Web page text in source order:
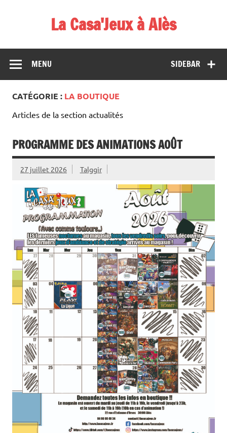
La Casa'Jeux à Alès
démos et de tournois
SIDEBAR
MENU
CATÉGORIE : LA BOUTIQUE
Articles de la section actualités
PROGRAMME DES ANIMATIONS AOÛT
27 juillet 2026 Talggir